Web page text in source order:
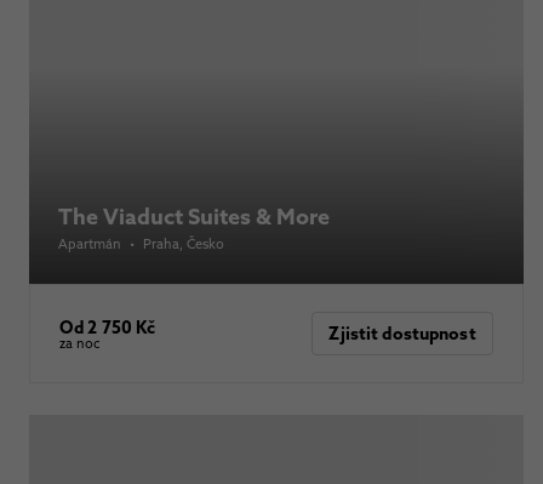
The Viaduct Suites & More
Apartmán • Praha , Česko
Od 2 750 Kč
za noc Zjistit dostupnost